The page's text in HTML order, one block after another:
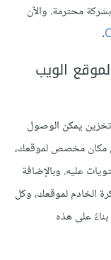
محترمة. والآن
.
الويب
يمكن الوصول
مكان مخصص لموقعك،
عليه. وبالإضافة
الخادم لموقعك، وكل
على هذه